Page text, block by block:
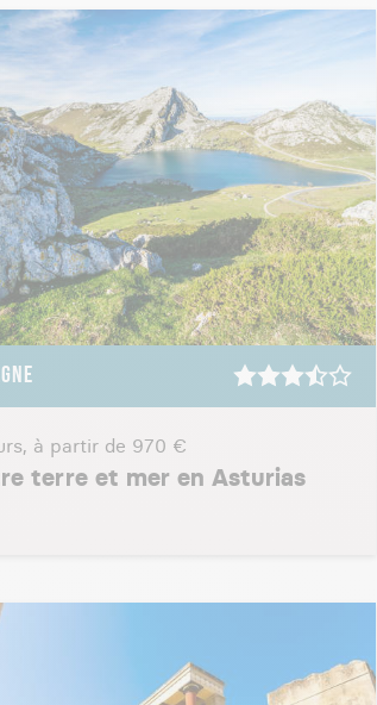
à partir de 970 €
terre et mer en Asturias